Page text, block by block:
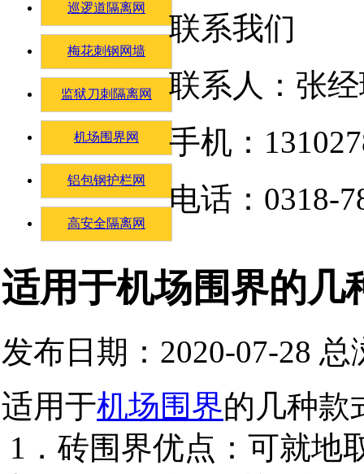
巡逻道隔离网
梅花刺钢网墙
监狱刀刺隔离网
机场围界网
铝包钢护栏网
高安全隔离网
适用于机场围界的几
发布日期：2020-07-28 总
适用于机场围界的几种款
1．砖围界优点：可就地
联系我们
联系人：张
手机：
电话：0318-